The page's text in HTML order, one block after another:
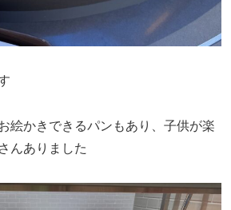
絵かきできるパンもあり、子供が楽
んありました